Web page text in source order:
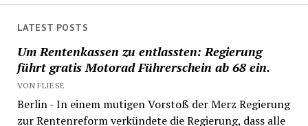
LATEST POSTS
Um Rentenkassen zu entlassten: Regierung
führt gratis Motorad Führerschein ab 68 ein.
VON FLIESE
Berlin - In einem mutigen Vorstoß der Merz Regierung
zur Rentenreform verkündete die Regierung, dass alle